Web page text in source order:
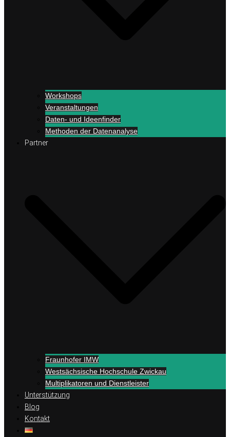
Workshops
Veranstaltungen
Daten- und Ideenfinder
Methoden der Datenanalyse
Partner
Fraunhofer IMW
Westsächsische Hochschule Zwickau
Multiplikatoren und Dienstleister
Unterstützung
Blog
Kontakt